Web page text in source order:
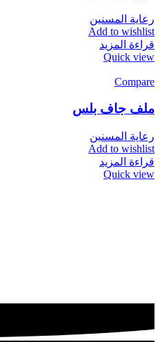
رعاية المسنين
Add to wishlist
قراءة المزيد
Quick view
Compare
ملف جاف بلس
رعاية المسنين
Add to wishlist
قراءة المزيد
Quick view